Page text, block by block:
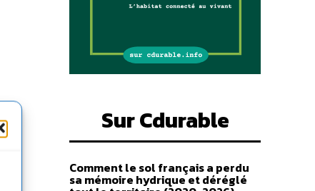
Sur Cdurable
Comment le sol français a perdu
sa mémoire hydrique et déréglé